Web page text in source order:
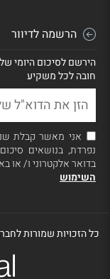
הרשמה לדיוור
הירשם לסיכום היומי
חובה לכל משקיע
אני מאשר קבלת
נפרדת, בנושאים
בדואר אלקטרוני ו/ או
השימוש
כל הזכויות שמורות